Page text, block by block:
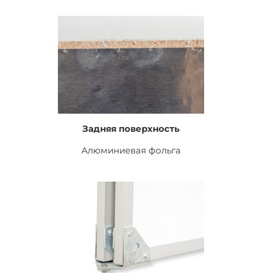
Задняя поверхность
Алюминиевая фольга